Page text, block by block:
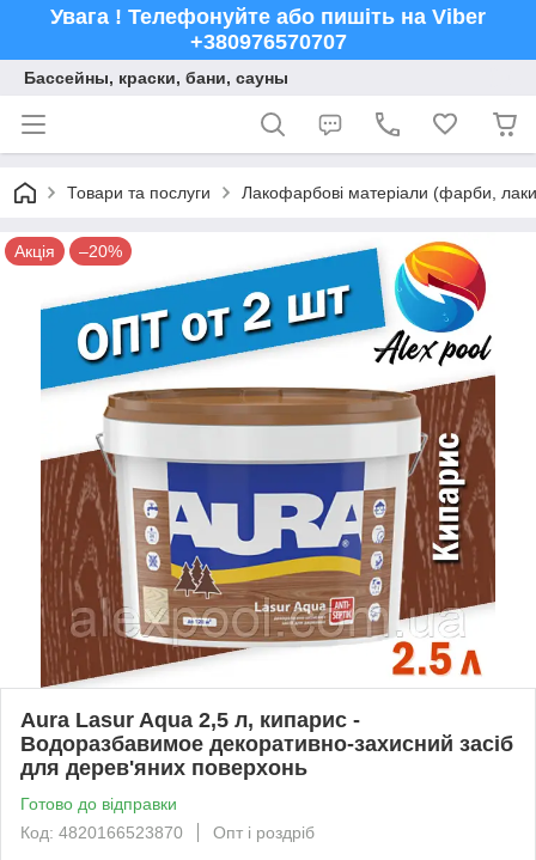
Увага ! Телефонуйте або пишіть на Viber
+380976570707
Бассейны, краски, бани, сауны
Товари та послуги Лакофарбові матеріали (фарби,
Акція –20%
Aura Lasur Aqua 2,5 л, кипарис -
Водоразбавимое декоративно-захисний засіб
для дерев'яних поверхонь
Готово до відправки
Код: 4820166523870
Опт і роздріб